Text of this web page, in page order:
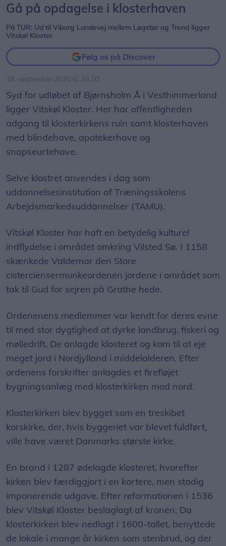
Gå på opdagelse i klosterhaven
På TUR: Ud til Viborg Landevej mellem Løgstør og Trend ligger
Vitskøl Kloster
Følg os på Discover
18. september 2020 kl. 16.10
Syd for udløbet af Bjørnsholm Å i Vesthimmerland
ligger Vitskøl Kloster. Her har offentligheden
adgang til klosterkirkens ruin samt klosterhaven
med blindehave, apotekerhave og
snapseurtehave.
Selve klostret anvendes i dag som
uddannelsesinstitution af Træningsskolens
Arbejdsmarkedsuddannelser (TAMU).
Vitskøl Kloster har haft en betydelig kulturel
indflydelse i området omkring Vilsted Sø. I 1158
skænkede Valdemar den Store
cisterciensermunkeordenen jordene i området som
tak til Gud for sejren på Grathe hede.
Ordenenens medlemmer var kendt for deres evne
til med stor dygtighed at dyrke landbrug, fiskeri og
mølledrift. De anlagde klosteret og kom til at eje
meget jord i Nordjylland i middelalderen. Efter
ordenens forskrifter anlagdes et firefløjet
bygningsanlæg med klosterkirken mod nord.
Klosterkirken blev bygget som en treskibet
korskirke, der, hvis byggeriet var blevet fuldført,
ville have været Danmarks største kirke.
En brand i 1287 ødelagde klosteret, hvorefter
kirken blev færdiggjort i en kortere, men stadig
imponerende udgave. Efter reformationen i 1536
blev Vitskøl Kloster beslaglagt af kronen. Da
klosterkirken blev nedlagt i 1600-tallet, benyttede
de lokale i mange år kirken som stenbrud, og der